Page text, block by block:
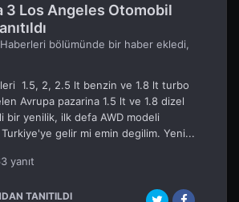
3 Los Angeles Otomobil
bölümünde bir haber ekledi,
1.5, 2, 2.5 lt benzin ve 1.8 lt turbo
Avrupa pazarina 1.5 lt ve 1.8 dizel
bir yenilik, ilk defa AWD modeli
gelir mi emin degilim. Yeni...
yanıt
TANITILDI